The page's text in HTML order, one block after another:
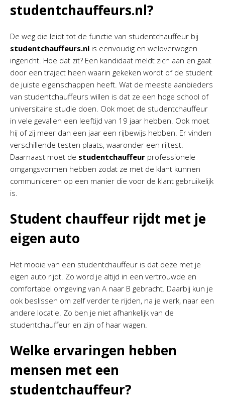
studentchauffeurs.nl?
De weg die leidt tot de functie van studentchauffeur bij
studentchauffeurs.nl is eenvoudig en weloverwogen
ingericht. Hoe dat zit? Een kandidaat meldt zich aan en gaat
door een traject heen waarin gekeken wordt of de student
de juiste eigenschappen heeft. Wat de meeste aanbieders
van studentchauffeurs willen is dat ze een hoge school of
universitaire studie doen. Ook moet de studentchauffeur
in vele gevallen een leeftijd van 19 jaar hebben. Ook moet
hij of zij meer dan een jaar een rijbewijs hebben. Er vinden
verschillende testen plaats, waaronder een rijtest.
Daarnaast moet de studentchauffeur professionele
omgangsvormen hebben zodat ze met de klant kunnen
communiceren op een manier die voor de klant gebruikelijk
is.
Student chauffeur rijdt met je
eigen auto
Het mooie van een studentchauffeur is dat deze met je
eigen auto rijdt. Zo word je altijd in een vertrouwde en
comfortabel omgeving van A naar B gebracht. Daarbij kun je
ook beslissen om zelf verder te rijden, na je werk, naar een
andere locatie. Zo ben je niet afhankelijk van de
studentchauffeur en zijn of haar wagen.
Welke ervaringen hebben
mensen met een
studentchauffeur?